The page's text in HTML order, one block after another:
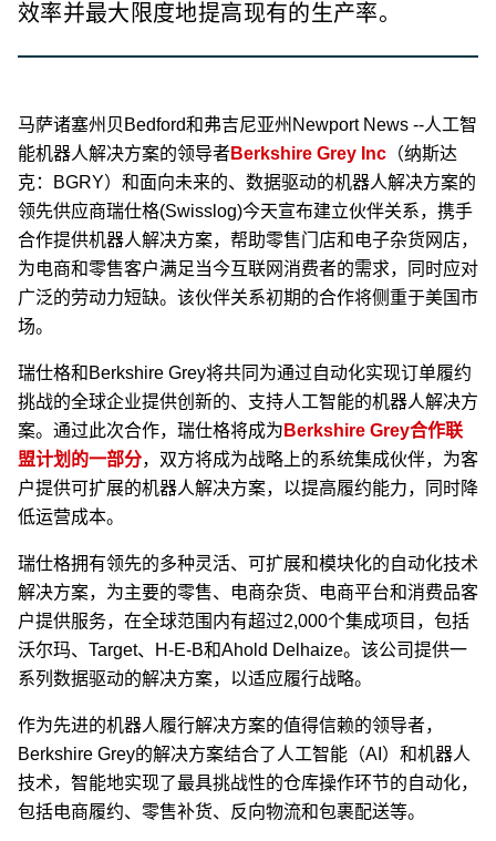
效率并最大限度地提高现有的生产率。
马萨诸塞州贝Bedford和弗吉尼亚州Newport News --人工智
能机器人解决方案的领导者Berkshire Grey Inc （纳斯达
克：BGRY）和面向未来的、数据驱动的机器人解决方案的
领先供应商瑞仕格(Swisslog)今天宣布建立伙伴关系，携手
合作提供机器人解决方案，帮助零售门店和电子杂货网店，
为电商和零售客户满足当今互联网消费者的需求，同时应对
广泛的劳动力短缺。该伙伴关系初期的合作将侧重于美国市
场。
瑞仕格和Berkshire Grey将共同为通过自动化实现订单履约
挑战的全球企业提供创新的、支持人工智能的机器人解决方
案。通过此次合作，瑞仕格将成为 Berkshire Grey合作联
盟计划的一部分，双方将成为战略上的系统集成伙伴，为客
户提供可扩展的机器人解决方案，以提高履约能力，同时降
低运营成本。
瑞仕格拥有领先的多种灵活、可扩展和模块化的自动化技术
解决方案，为主要的零售、电商杂货、电商平台和消费品客
户提供服务，在全球范围内有超过2,000个集成项目，包括
沃尔玛、Target、H-E-B和Ahold Delhaize。该公司提供一
系列数据驱动的解决方案，以适应履行战略。
作为先进的机器人履行解决方案的值得信赖的领导者，
Berkshire Grey的解决方案结合了人工智能（AI）和机器人
技术，智能地实现了最具挑战性的仓库操作环节的自动化，
包括电商履约、零售补货、反向物流和包裹配送等。